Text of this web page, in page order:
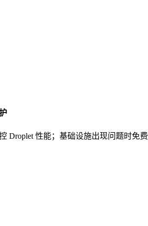
Droplet 性能；基础设施出现问题时免